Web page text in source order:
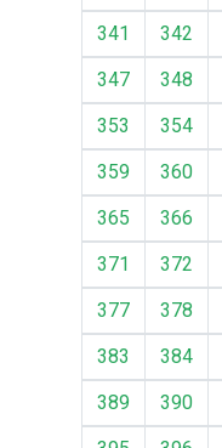
341
342
347
348
353
354
359
360
365
366
371
372
377
378
383
384
389
390